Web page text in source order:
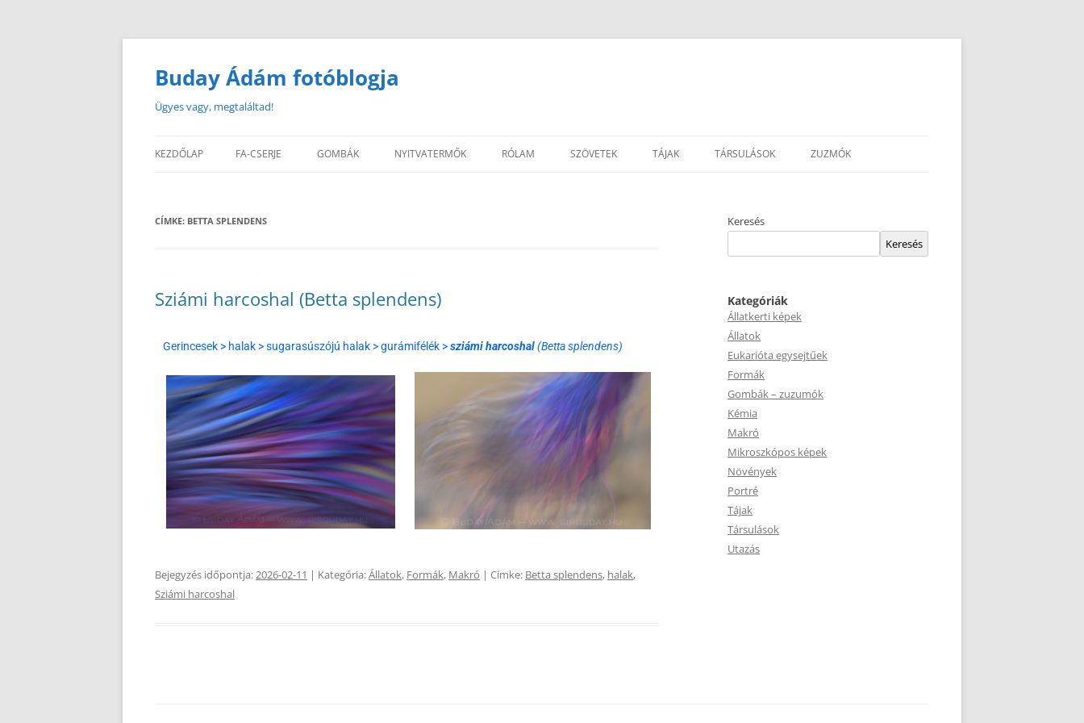
Buday Ádám fotóblogja
Ügyes vagy, megtaláltad!
KEZDŐLAP FA-CSERJE GOMBÁK NYITVATERMŐK RÓLAM SZÖVETEK TÁJAK TÁRSULÁSOK ZUZMÓK
CÍMKE: BETTA SPLENDENS
Sziámi harcoshal (Betta splendens)
Gerincesek > halak > sugarasúszójú halak > gurámifélék >sziámi harcoshal(Betta splendens)
Bejegyzés időpontja:2026-02-11 | Kategória:Állatok, Formák, Makró | Címke: Betta splendens, halak,
Sziámi harcoshal
Keresés
Keresés
Kategóriák
Állatkerti képek
Állatok
Eukarióta egysejtűek
Formák
Gombák – zuzumók
Kémia
Makró
Mikroszkópos képek
Növények
Portré
Tájak
Társulások
Utazás